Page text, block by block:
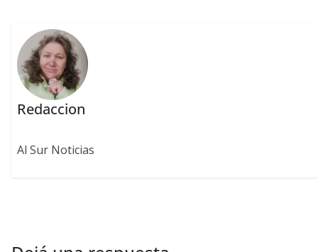
Redaccion
Al Sur Noticias